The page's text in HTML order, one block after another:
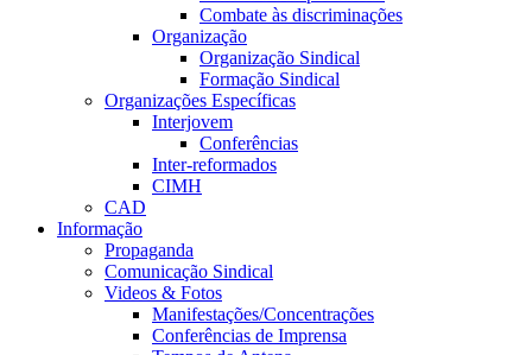
Combate às discriminações
Organização
Organização Sindical
Formação Sindical
Organizações Específicas
Interjovem
Conferências
Inter-reformados
CIMH
CAD
Informação
Propaganda
Comunicação Sindical
Videos & Fotos
Manifestações/Concentrações
Conferências de Imprensa